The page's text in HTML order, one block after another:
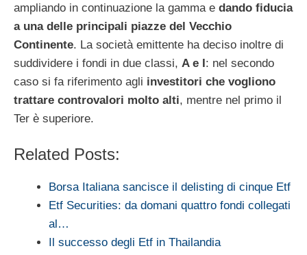
ampliando in continuazione la gamma e dando fiducia
a una delle principali piazze del Vecchio
Continente. La società emittente ha deciso inoltre di
suddividere i fondi in due classi, A e I: nel secondo
caso si fa riferimento agli investitori che vogliono
trattare controvalori molto alti, mentre nel primo il
Ter è superiore.
Related Posts:
Borsa Italiana sancisce il delisting di cinque Etf
Etf Securities: da domani quattro fondi collegati
al…
Il successo degli Etf in Thailandia